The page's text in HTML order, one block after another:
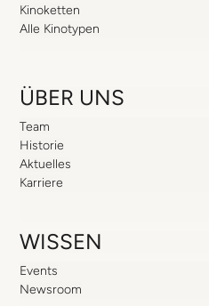
Kinoketten
Alle Kinotypen
ÜBER UNS
Team
Historie
Aktuelles
Karriere
WISSEN
Events
Newsroom